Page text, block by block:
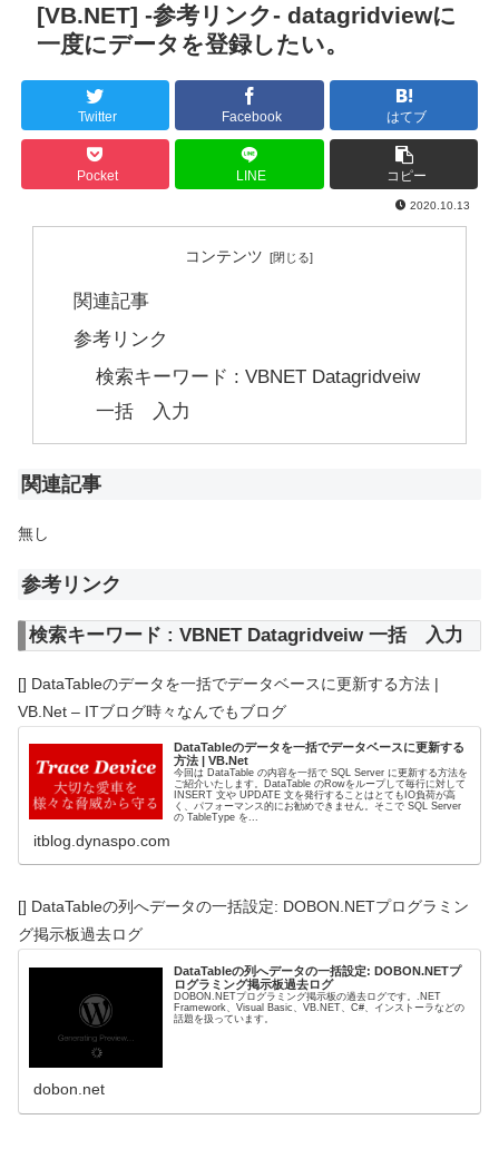
[VB.NET] -参考リンク- datagridviewに
一度にデータを登録したい。
Twitter Facebook はてブ
Pocket LINE コピー
2020.10.13
コンテンツ
関連記事
参考リンク
検索キーワード : VBNET Datagridveiw
一括 入力
関連記事
無し
参考リンク
検索キーワード : VBNET Datagridveiw 一括 入力
[] DataTableのデータを一括でデータベースに更新する方法 |
VB.Net – ITブログ時々なんでもブログ
DataTableのデータを一括でデータベースに更新する
方法 | VB.Net
今回は DataTable の内容を一括で SQL Server に更新する方法を
ご紹介いたします。DataTable のRowをループして毎行に対して
INSERT 文や UPDATE 文を発行することはとてもIO負荷が高
く、パフォーマンス的にお勧めできません。そこで SQL Server
の TableType を...
itblog.dynaspo.com
[] DataTableの列へデータの一括設定: DOBON.NETプログラミン
グ掲示板過去ログ
DataTableの列へデータの一括設定: DOBON.NETプ
ログラミング掲示板過去ログ
DOBON.NETプログラミング掲示板の過去ログです。.NET
Framework、Visual Basic、VB.NET、C#、インストーラなどの
話題を扱っています。
dobon.net